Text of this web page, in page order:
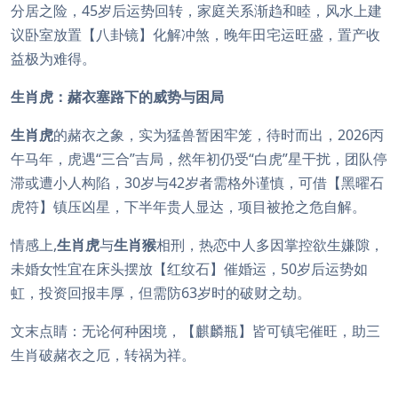
分居之险，45岁后运势回转，家庭关系渐趋和睦，风水上建
议卧室放置【八卦镜】化解冲煞，晚年田宅运旺盛，置产收
益极为难得。
生肖虎：赭衣塞路下的威势与困局
生肖虎的赭衣之象，实为猛兽暂困牢笼，待时而出，2026丙
午马年，虎遇“三合”吉局，然年初仍受“白虎”星干扰，团队停
滞或遭小人构陷，30岁与42岁者需格外谨慎，可借【黑曜石
虎符】镇压凶星，下半年贵人显达，项目被抢之危自解。
情感上,生肖虎与生肖猴相刑，热恋中人多因掌控欲生嫌隙，
未婚女性宜在床头摆放【红纹石】催婚运，50岁后运势如
虹，投资回报丰厚，但需防63岁时的破财之劫。
文末点睛：无论何种困境，【麒麟瓶】皆可镇宅催旺，助三
生肖破赭衣之厄，转祸为祥。